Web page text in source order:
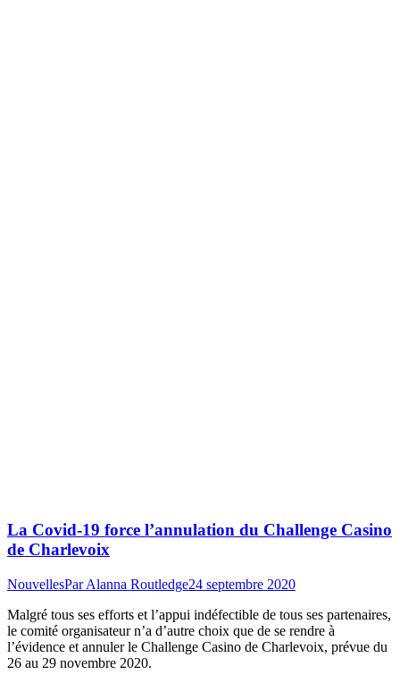
La Covid-19 force l’annulation du Challenge Casino
de Charlevoix
NouvellesParAlanna Routledge24 septembre 2020
Malgré tous ses efforts et l’appui indéfectible de tous ses partenaires,
le comité organisateur n’a d’autre choix que de se rendre à
l’évidence et annuler le Challenge Casino de Charlevoix, prévue du
26 au 29 novembre 2020.